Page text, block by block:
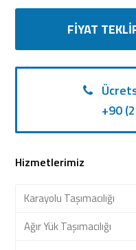
FIYAT
+90
Hizmetlerimiz
Karayolu Taşımacılığı
Ağır Yük Taşımacılığı